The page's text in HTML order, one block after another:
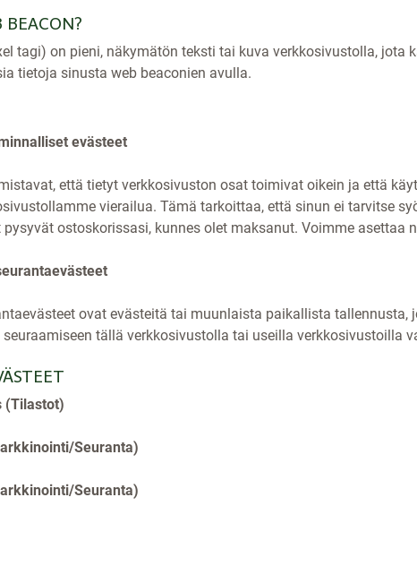
BEACON?
tagi) on pieni, näkymätön teksti tai kuva verkkosivustolla,
tietoja sinusta web beaconien avulla.
evästeet
että tietyt verkkosivuston osat toimivat oikein ja että
vierailua. Tämä tarkoittaa, että sinun ei tarvitse
ostoskorissasi, kunnes olet maksanut. Voimme asettaa
ovat evästeitä tai muunlaista paikallista
tällä verkkosivustolla tai useilla verkkosivustoilla
(Tilastot)
Seuranta)
Seuranta)